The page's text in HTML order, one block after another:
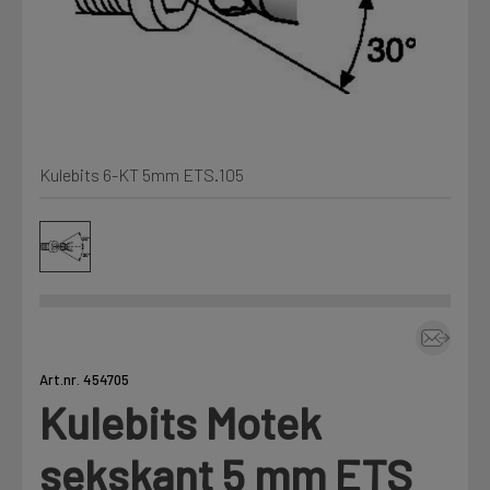
Kjemi, vindsperre og branntetting
Annet
Fag
Min Fleet NYHET
Prislister
Firmainformasjon
LOGG UT
Kulebits 6-KT 5mm ETS.105
Art.nr. 454705
Kulebits Motek
sekskant 5 mm ETS